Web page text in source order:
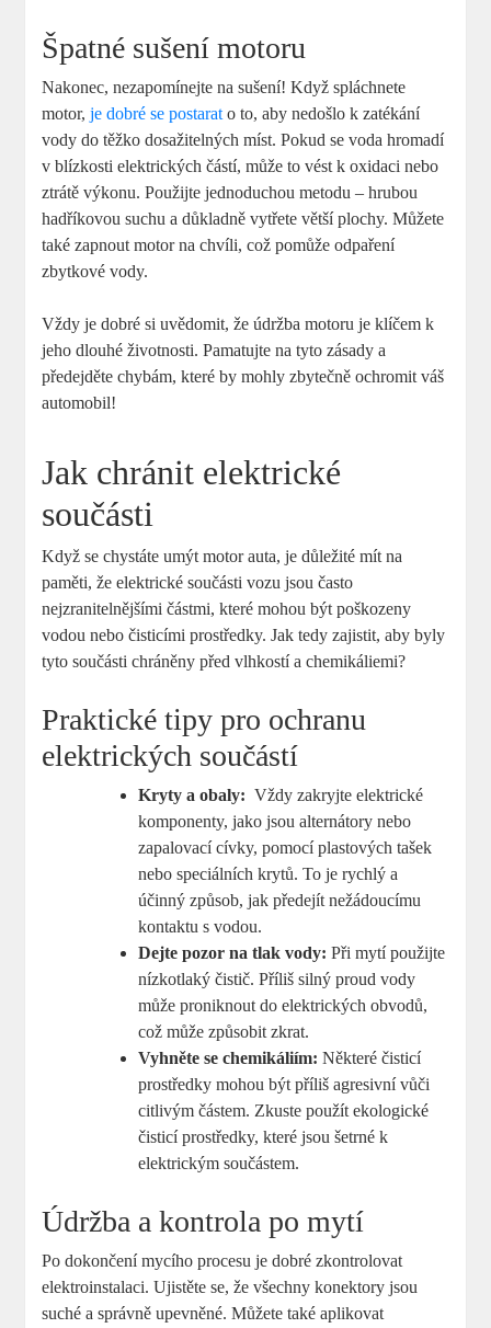
Špatné ​sušení⁤ motoru
Nakonec, nezapomínejte na sušení! Když spláchnete
motor,je dobré se postarat o to, aby nedošlo k zatékání
vody do ⁢těžko dosažitelných ‌míst. Pokud​ se voda hromadí
v ​blízkosti elektrických částí, může to vést k oxidaci nebo
ztrátě výkonu. Použijte jednoduchou metodu – hrubou
hadříkovou suchu a důkladně⁤ vytřete ⁢větší plochy. ⁢Můžete​
také zapnout motor na chvíli, což ⁢pomůže odpaření
‍zbytkové vody.
Vždy je dobré ⁢si uvědomit, že údržba ​motoru⁣ je klíčem k
jeho dlouhé životnosti. Pamatujte ‍na ‍tyto zásady a
⁢předejděte chybám, které ‍by mohly zbytečně⁤ ochromit váš
automobil!
Jak chránit elektrické​
součásti
Když se chystáte umýt⁤ motor ⁢auta, je ‍důležité mít ⁤na
paměti,⁢ že ⁢elektrické součásti ⁤vozu jsou často
nejzranitelnějšími částmi, které mohou být poškozeny
vodou nebo čisticími prostředky.⁣ Jak tedy zajistit, aby byly
tyto⁢ součásti chráněny před vlhkostí a ⁢chemikáliemi?
Praktické tipy‍ pro ochranu
elektrických součástí
Kryty‍ a ‌obaly: ‍ Vždy zakryjte ‍elektrické⁣
komponenty, jako jsou alternátory nebo
zapalovací cívky, pomocí plastových tašek
nebo speciálních krytů. ⁣To ⁣je⁤ rychlý a
účinný způsob, ​jak předejít nežádoucímu​
kontaktu s vodou.
Dejte pozor na⁣ tlak vody: Při mytí použijte
nízkotlaký čistič. Příliš silný ‍proud vody
může proniknout do‌ elektrických obvodů,
což může způsobit zkrat.
Vyhněte se chemikáliím: ‍Některé čisticí
⁢prostředky mohou⁤ být příliš agresivní ‌vůči
‌citlivým částem. ⁤Zkuste použít ekologické
čisticí prostředky, ⁣které jsou ⁤šetrné k
elektrickým ‌součástem.
Údržba⁣ a​ kontrola po mytí
Po dokončení mycího​ procesu je dobré zkontrolovat
elektroinstalaci.‌ Ujistěte se, ⁣že všechny konektory jsou‌
suché a správně upevněné. Můžete také⁢ aplikovat